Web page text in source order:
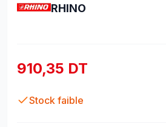
RHINO
910,35 DT
Stock faible